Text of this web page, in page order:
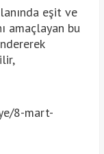
eşit ve
amaçlayan bu
8-mart-